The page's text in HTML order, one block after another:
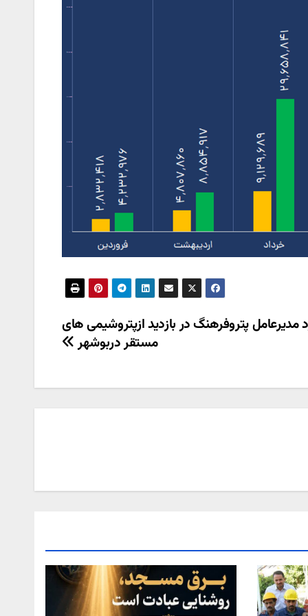
مدیرعامل پتروفرهنگ در بازدید ازپتروشیمی های
مستقر دربوشهر